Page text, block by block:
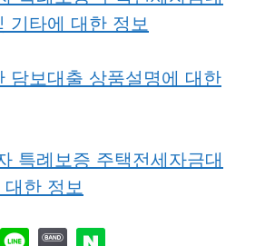
기타에 대한 정보
담보대출 상품설명에 대한
특례보증 주택전세자금대
한 정보